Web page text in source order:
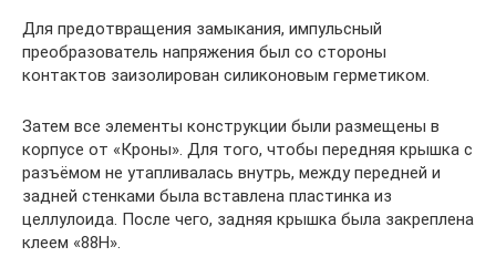
Для предотвращения замыкания, импульсный
преобразователь напряжения был со стороны
контактов заизолирован силиконовым герметиком.
Затем все элементы конструкции были размещены в
корпусе от «Кроны». Для того, чтобы передняя крышка с
разъёмом не утапливалась внутрь, между передней и
задней стенками была вставлена пластинка из
целлулоида. После чего, задняя крышка была закреплена
клеем «88Н».